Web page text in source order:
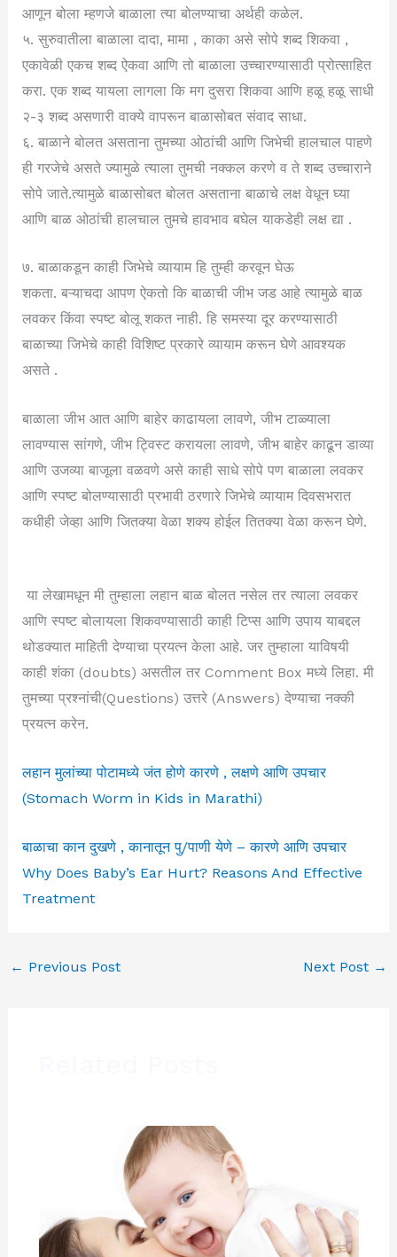
आणून बोला म्हणजे बाळाला त्या बोलण्याचा अर्थही कळेल.
५. सुरुवातीला बाळाला दादा, मामा , काका असे सोपे शब्द शिकवा ,
एकावेळी एकच शब्द ऐकवा आणि तो बाळाला उच्चारण्यासाठी प्रोत्साहित
करा. एक शब्द यायला लागला कि मग दुसरा शिकवा आणि हळू हळू साधी
२-३ शब्द असणारी वाक्ये वापरून बाळासोबत संवाद साधा.
६. बाळाने बोलत असताना तुमच्या ओठांची आणि जिभेची हालचाल पाहणे
ही गरजेचे असते ज्यामुळे त्याला तुमची नक्कल करणे व ते शब्द उच्चाराने
सोपे जाते.त्यामुळे बाळासोबत बोलत असताना बाळाचे लक्ष वेधून घ्या
आणि बाळ ओठांची हालचाल तुमचे हावभाव बघेल याकडेही लक्ष द्या .
७. बाळाकडून काही जिभेचे व्यायाम हि तुम्ही करवून घेऊ
शकता. बऱ्याचदा आपण ऐकतो कि बाळाची जीभ जड आहे त्यामुळे बाळ
लवकर किंवा स्पष्ट बोलू शकत नाही. हि समस्या दूर करण्यासाठी
बाळाच्या जिभेचे काही विशिष्ट प्रकारे व्यायाम करून घेणे आवश्यक
असते .
बाळाला जीभ आत आणि बाहेर काढायला लावणे, जीभ टाळ्याला
लावण्यास सांगणे, जीभ ट्विस्ट करायला लावणे, जीभ बाहेर काढून डाव्या
आणि उजव्या बाजूला वळवणे असे काही साधे सोपे पण बाळाला लवकर
आणि स्पष्ट बोलण्यासाठी प्रभावी ठरणारे जिभेचे व्यायाम दिवसभरात
कधीही जेव्हा आणि जितक्या वेळा शक्य होईल तितक्या वेळा करून घेणे.
या लेखामधून मी तुम्हाला लहान बाळ बोलत नसेल तर त्याला लवकर
आणि स्पष्ट बोलायला शिकवण्यासाठी काही टिप्स आणि उपाय याबद्दल
थोडक्यात माहिती देण्याचा प्रयत्न केला आहे. जर तुम्हाला याविषयी
काही शंका (doubts) असतील तर Comment Box मध्ये लिहा. मी
तुमच्या प्रश्नांची(Questions) उत्तरे (Answers) देण्याचा नक्की
प्रयत्न करेन.
लहान मुलांच्या पोटामध्ये जंत होणे कारणे , लक्षणे आणि उपचार
(Stomach Worm in Kids in Marathi)
बाळाचा कान दुखणे , कानातून पु/पाणी येणे – कारणे आणि उपचार
Why Does Baby’s Ear Hurt? Reasons And Effective
Treatment
← Previous Post Next Post →